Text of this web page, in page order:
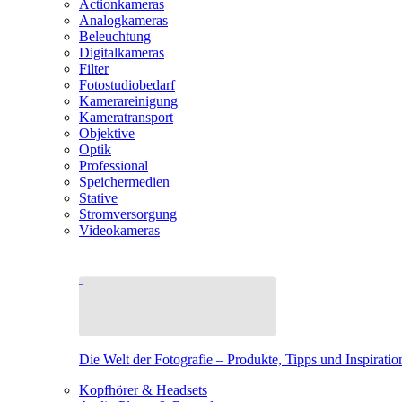
Actionkameras
Analogkameras
Beleuchtung
Digitalkameras
Filter
Fotostudiobedarf
Kamerareinigung
Kameratransport
Objektive
Optik
Professional
Speichermedien
Stative
Stromversorgung
Videokameras
Die Welt der Fotografie – Produkte, Tipps und
Kopfhörer & Headsets